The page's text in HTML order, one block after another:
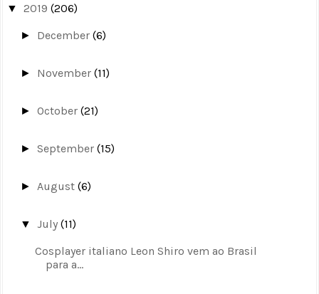
▼ 2019 (206)
► December(6)
► November(11)
►October(21)
►September(15)
► August(6)
▼July(11)
Cosplayer italiano Leon Shiro vem ao Brasil
para a...